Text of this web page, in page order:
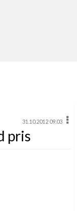
31.10.2012 09.03
pris